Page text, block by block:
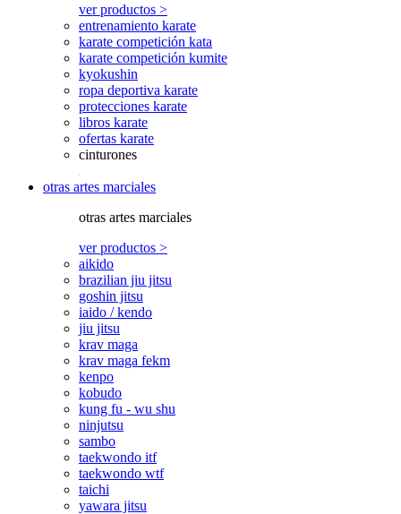
ver productos >
entrenamiento karate
karate competición kata
karate competición kumite
kyokushin
ropa deportiva karate
protecciones karate
libros karate
ofertas karate
cinturones
otras artes marciales
otras artes marciales
ver productos >
aikido
brazilian jiu jitsu
goshin jitsu
iaido / kendo
jiu jitsu
krav maga
krav maga fekm
kenpo
kobudo
kung fu - wu shu
ninjutsu
sambo
taekwondo itf
taekwondo wtf
taichi
yawara jitsu